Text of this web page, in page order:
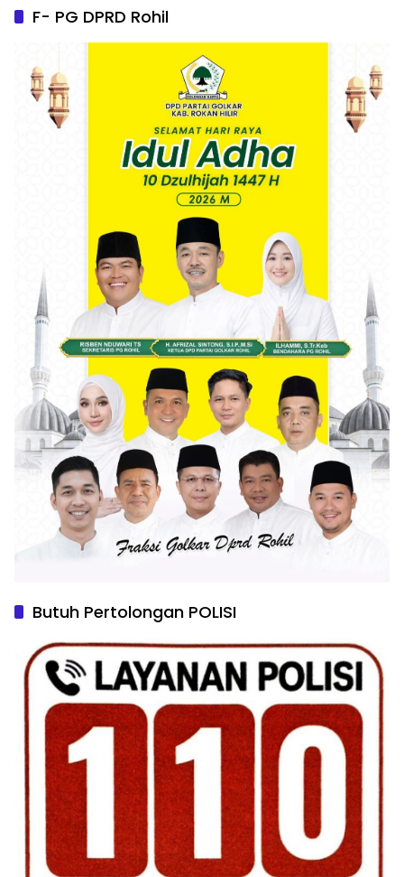
F- PG DPRD Rohil
Butuh Pertolongan POLISI